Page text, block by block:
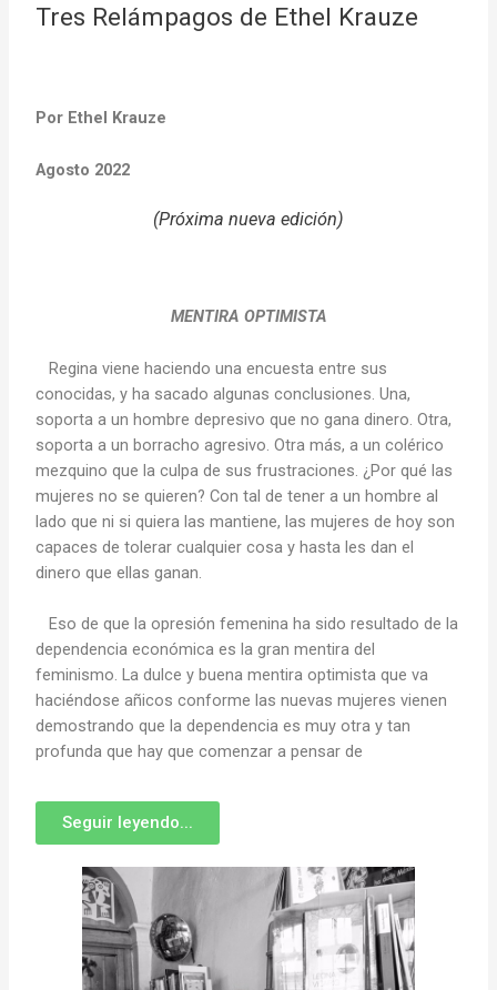
Tres Relámpagos de Ethel Krauze
Por Ethel Krauze
Agosto 2022
(Próxima nueva edición)
MENTIRA OPTIMISTA
Regina viene haciendo una encuesta entre sus
conocidas, y ha sacado algunas conclusiones. Una,
soporta a un hombre depresivo que no gana dinero. Otra,
soporta a un borracho agresivo. Otra más, a un colérico
mezquino que la culpa de sus frustraciones. ¿Por qué las
mujeres no se quieren? Con tal de tener a un hombre al
lado que ni si quiera las mantiene, las mujeres de hoy son
capaces de tolerar cualquier cosa y hasta les dan el
dinero que ellas ganan.
Eso de que la opresión femenina ha sido resultado de la
dependencia económica es la gran mentira del
feminismo. La dulce y buena mentira optimista que va
haciéndose añicos conforme las nuevas mujeres vienen
demostrando que la dependencia es muy otra y tan
profunda que hay que comenzar a pensar de
Seguir leyendo...